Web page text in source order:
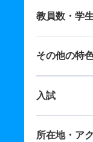
教員数・学
その他の特
入試
所在地・ア